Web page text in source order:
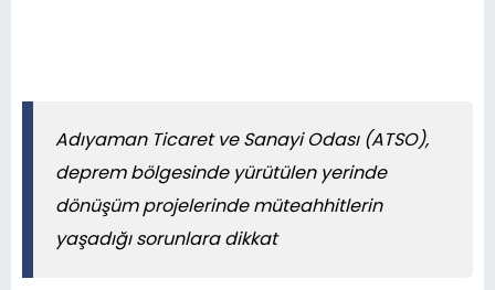
Adıyaman Ticaret ve Sanayi Odası (ATSO),
deprem bölgesinde yürütülen yerinde
dönüşüm projelerinde müteahhitlerin
yaşadığı sorunlara dikkat